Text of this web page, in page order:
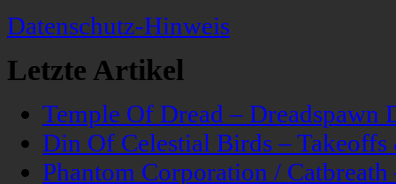
Datenschutz-Hinweis
Letzte Artikel
Temple Of Dread – Dreadspawn
Din Of Celestial Birds –
Phantom Corporation /